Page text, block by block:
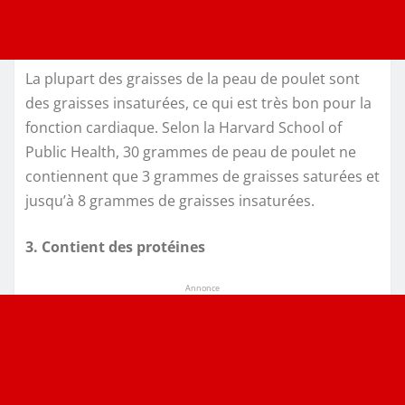
La plupart des graisses de la peau de poulet sont
des graisses insaturées, ce qui est très bon pour la
fonction cardiaque. Selon la Harvard School of
Public Health, 30 grammes de peau de poulet ne
contiennent que 3 grammes de graisses saturées et
jusqu’à 8 grammes de graisses insaturées.
3. Contient des protéines
Annonce